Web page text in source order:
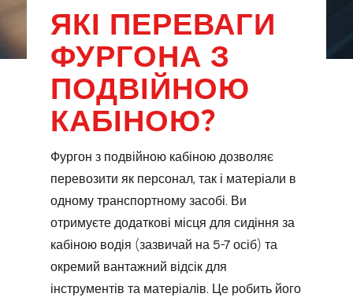
ЯКІ ПЕРЕВАГИ
ФУРГОНА З
ПОДВІЙНОЮ
КАБІНОЮ?
Фургон з подвійною кабіною дозволяє
перевозити як персонал, так і матеріали в
одному транспортному засобі. Ви
отримуєте додаткові місця для сидіння за
кабіною водія (зазвичай на 5-7 осіб) та
окремий вантажний відсік для
інструментів та матеріалів. Це робить його